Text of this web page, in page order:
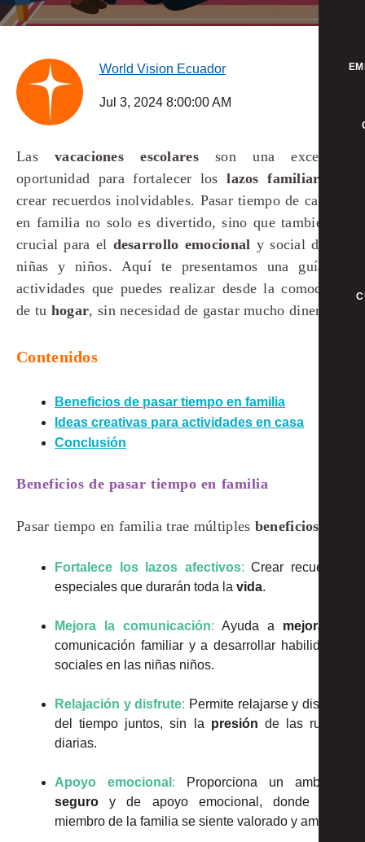
World Vision Ecuador
Jul 3, 2024 8:00:00 AM
Lasvacaciones escolaresson una excelente
oportunidad para fortalecer loslazos familiares
crear recuerdos inolvidables. Pasar tiempo de calidad
en familia no solo es divertido, sino que también es
crucial para el desarrollo emocional y social de las
niñas y niños. Aquí te presentamos una guía de
actividades que puedes realizar desde la comodidad
de tu hogar, sin necesidad de gastar mucho dinero.
Contenidos
Beneficios de pasar tiempo en familia
Ideas creativas para actividades en casa
Conclusión
Beneficios de pasar tiempo en familia
Pasar tiempo en familia trae múltiples beneficios
Fortalece los lazos afectivos:Crear recuerdos
especiales que durarán toda la vida.
Mejora la comunicación: Ayuda a mejorar
comunicación familiar y a desarrollar habilidades
sociales en las niñas niños.
Relajación y disfrute: Permite relajarse y disfrutar
del tiempo juntos, sin la presión de las rutinas
diarias.
Apoyo emocional :
Proporciona un ambiente
seguroy de apoyo emocional, donde cada
miembro de la familia se siente valorado y amado.